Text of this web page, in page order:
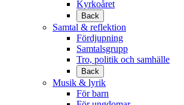
Kyrkoåret
Back
Samtal & reflektion
Fördjupning
Samtalsgrupp
Tro, politik och samhälle
Back
Musik & lyrik
För barn